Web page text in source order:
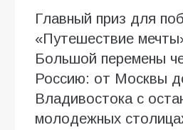
Главный приз для
«Путешествие
Большой перемены
Россию: от Москвы
Владивостока с
молодежных